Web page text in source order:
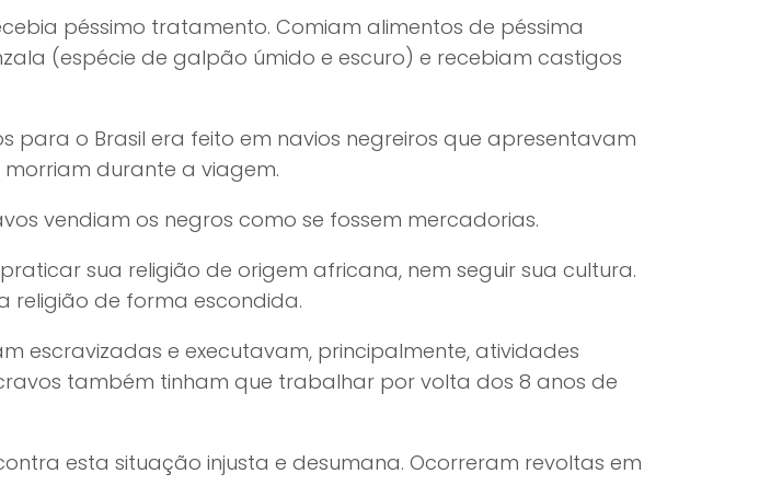
péssimo tratamento. Comiam alimentos de péssima
(espécie de galpão úmido e escuro) e recebiam castigos
para o Brasil era feito em navios negreiros que apresentavam
morriam durante a viagem.
vendiam os negros como se fossem mercadorias.
sua religião de origem africana, nem seguir sua cultura.
religião de forma escondida.
escravizadas e executavam, principalmente, atividades
também tinham que trabalhar por volta dos 8 anos de
esta situação injusta e desumana. Ocorreram revoltas em